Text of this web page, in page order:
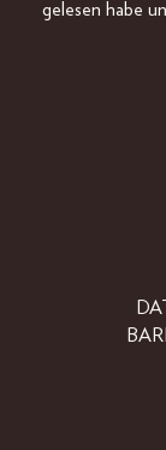
gelesen habe